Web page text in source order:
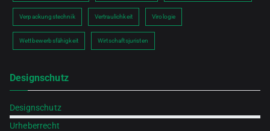
Verpackungstechnik Vertraulichkeit Virologie
Wettbewerbsfähigkeit Wirtschaftsjuristen
Designschutz
Designschutz
Urheberrecht